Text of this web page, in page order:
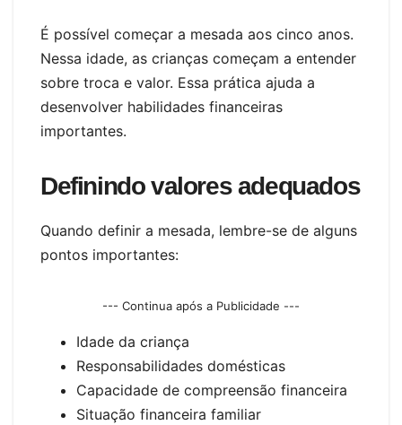
É possível começar a mesada aos cinco anos.
Nessa idade, as crianças começam a entender
sobre troca e valor. Essa prática ajuda a
desenvolver habilidades financeiras
importantes.
Definindo valores adequados
Quando definir a mesada, lembre-se de alguns
pontos importantes:
--- Continua após a Publicidade ---
Idade da criança
Responsabilidades domésticas
Capacidade de compreensão financeira
Situação financeira familiar